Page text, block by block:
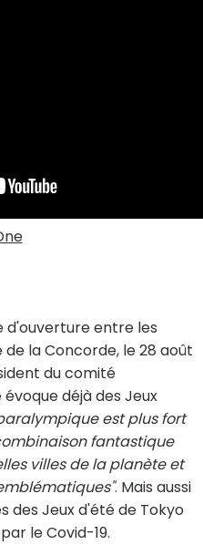
d'ouverture entre les
la Concorde, le 28 août
du comité
déjà des Jeux
est plus fort
fantastique
villes de la planète et
. Mais aussi
des Jeux d'été de Tokyo
le Covid-19.